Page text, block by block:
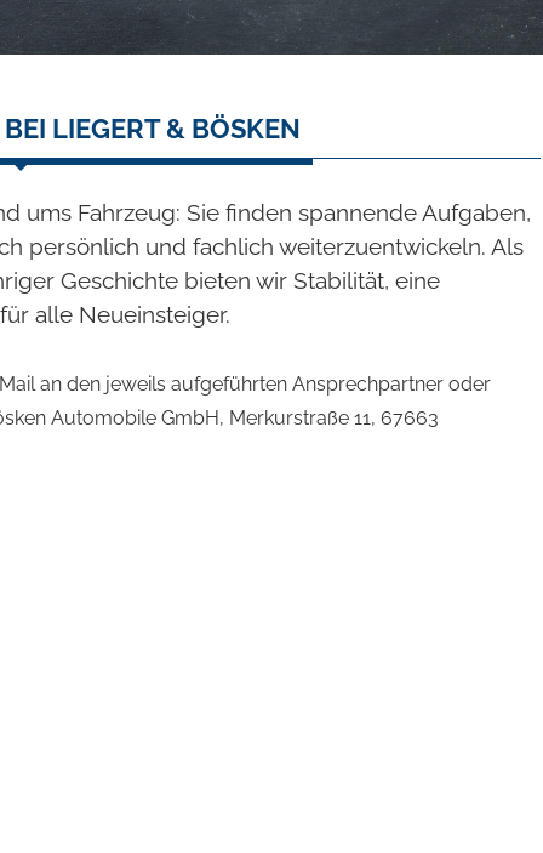
LIEGERT & BÖSKEN
ums Fahrzeug: Sie finden spannende Aufgaben,
persönlich und fachlich weiterzuentwickeln. Als
Geschichte bieten wir Stabilität, eine
alle Neueinsteiger.
an den jeweils aufgeführten Ansprechpartner oder
Automobile GmbH, Merkurstraße 11, 67663